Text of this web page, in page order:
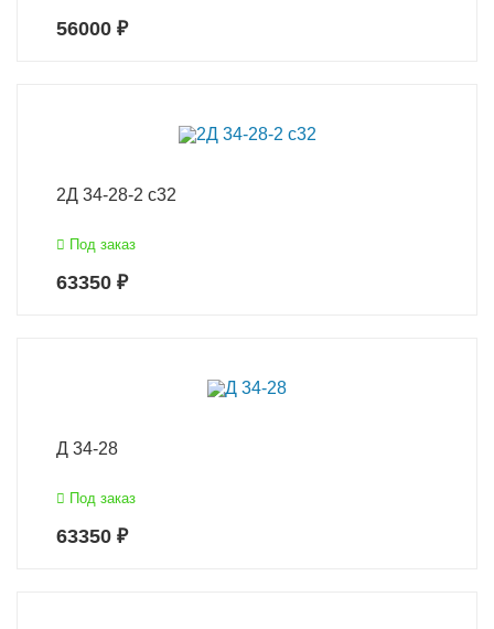
56000 ₽
2Д 34-28-2 с32
Под заказ
63350 ₽
Д 34-28
Под заказ
63350 ₽